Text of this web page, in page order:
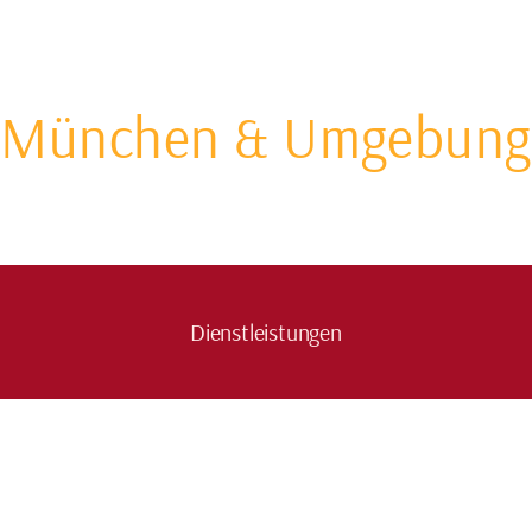
& Umgebung
Dienstleistungen